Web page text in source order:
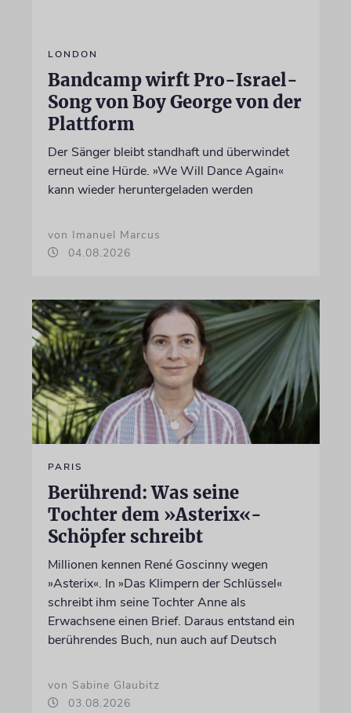
LONDON
Bandcamp wirft Pro-Israel-
Song von Boy George von der
Plattform
Der Sänger bleibt standhaft und überwindet
erneut eine Hürde. »We Will Dance Again«
kann wieder heruntergeladen werden
von Imanuel Marcus
04.08.2026
PARIS
Berührend: Was seine
Tochter dem »Asterix«-
Schöpfer schreibt
Millionen kennen René Goscinny wegen
»Asterix«. In »Das Klimpern der Schlüssel«
schreibt ihm seine Tochter Anne als
Erwachsene einen Brief. Daraus entstand ein
berührendes Buch, nun auch auf Deutsch
von Sabine Glaubitz
03.08.2026